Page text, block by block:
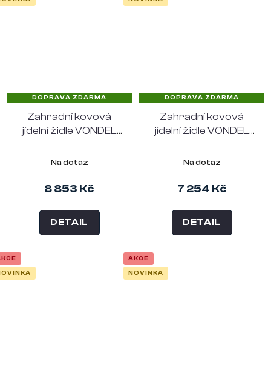
DOPRAVA ZDARMA
Zahradní kovová
jídelní židle VONDEL
područkami
Na dotaz
8 853 Kč
DETAIL
DOPRAVA ZDARMA
Zahradní kovová
jídelní židle VONDEL
područek
Na dotaz
7 254 Kč
DETAIL
AKCE
NOVINKA